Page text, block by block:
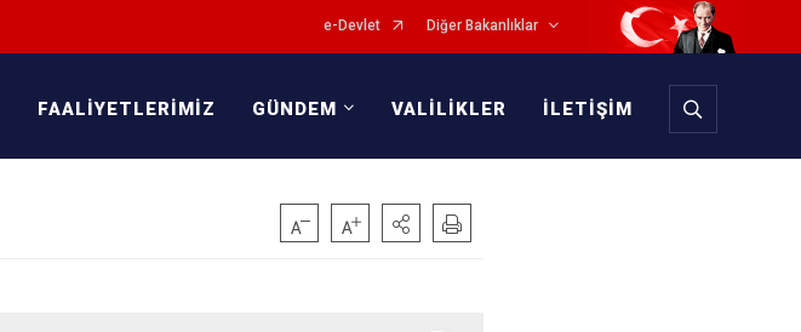
e-Devlet Diğer Bakanlıklar
FAALİYETLERİMİZ GÜNDEM VALİLİKLER İLETİŞİM